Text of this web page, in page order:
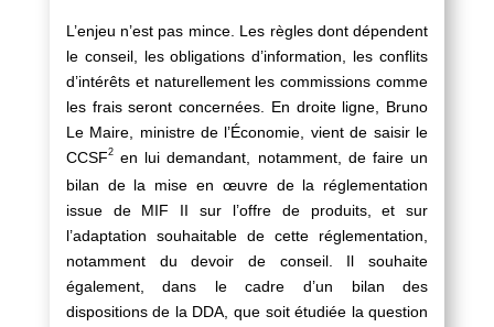
L’enjeu n’est pas mince. Les règles dont dépendent
le conseil, les obligations d’information, les conflits
d’intérêts et naturellement les commissions comme
les frais seront concernées. En droite ligne, Bruno
Le Maire, ministre de l’Économie, vient de saisir le
CCSF2en lui demandant, notamment, de faire un
bilan de la mise en œuvre de la réglementation
issue de MIF II sur l’offre de produits, et sur
l’adaptation souhaitable de cette réglementation,
notamment du devoir de conseil. Il souhaite
également, dans le cadre d’un bilan des
dispositions de la DDA, que soit étudiée la question